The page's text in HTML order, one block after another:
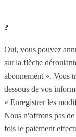
?
Oui, vous pouvez
sur la flèche
abonnement ». Vous
dessous de vos
« Enregistrer les
Nous n'offrons pas
fois le paiement